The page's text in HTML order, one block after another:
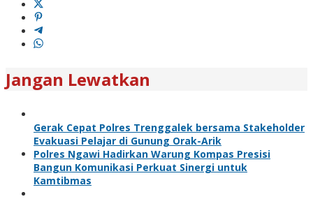
Jangan Lewatkan
Gerak Cepat Polres Trenggalek bersama Stakeholder
Evakuasi Pelajar di Gunung Orak-Arik
Polres Ngawi Hadirkan Warung Kompas Presisi
Bangun Komunikasi Perkuat Sinergi untuk
Kamtibmas